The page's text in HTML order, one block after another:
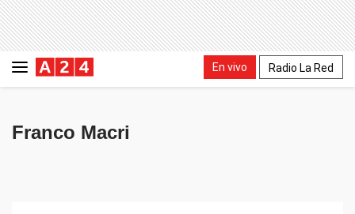
En vivo Radio La Red
Franco Macri